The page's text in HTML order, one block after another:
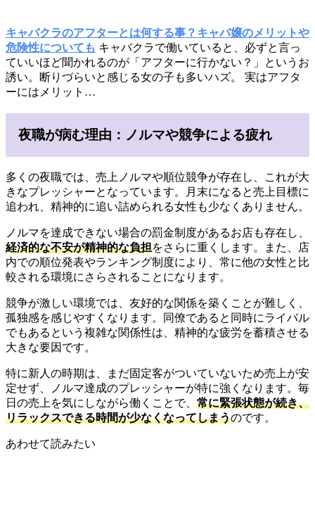
キャバクラのアフターとは何する事？キャバ嬢のメリットや
危険性についても キャバクラで働いていると、必ずと言っ
ていいほど聞かれるのが「アフターに行かない？」というお
誘い。断りづらいと感じる女の子も多いハズ。 実はアフタ
ーにはメリット…
夜職が病む理由：ノルマや競争による疲れ
多くの夜職では、売上ノルマや順位競争が存在し、これが大
きなプレッシャーとなっています。月末になると売上目標に
追われ、精神的に追い詰められる女性も少なくありません。
ノルマを達成できない場合の罰金制度があるお店も存在し、
経済的な不安が精神的な負担をさらに重くします。また、店
内での順位発表やランキング制度により、常に他の女性と比
較される環境にさらされることになります。
競争が激しい環境では、友好的な関係を築くことが難しく、
孤独感を感じやすくなります。同僚であると同時にライバル
でもあるという複雑な関係性は、精神的な疲労を蓄積させる
大きな要因です。
特に新人の時期は、まだ固定客がついていないため売上が安
定せず、ノルマ達成のプレッシャーが特に強くなります。毎
日の売上を気にしながら働くことで、 常に緊張状態が続き、
リラックスできる時間が少なくなってしまうのです。
あわせて読みたい